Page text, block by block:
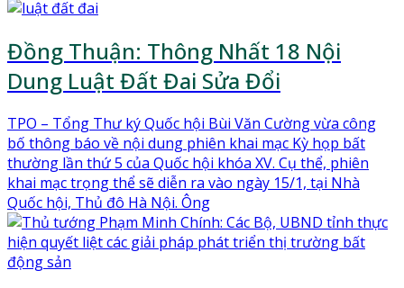
Đồng Thuận: Thông Nhất 18 Nội
Dung Luật Đất Đai Sửa Đổi
TPO – Tổng Thư ký Quốc hội Bùi Văn Cường vừa công
bố thông báo về nội dung phiên khai mạc Kỳ họp bất
thường lần thứ 5 của Quốc hội khóa XV. Cụ thể, phiên
khai mạc trọng thể sẽ diễn ra vào ngày 15/1, tại Nhà
Quốc hội, Thủ đô Hà Nội. Ông